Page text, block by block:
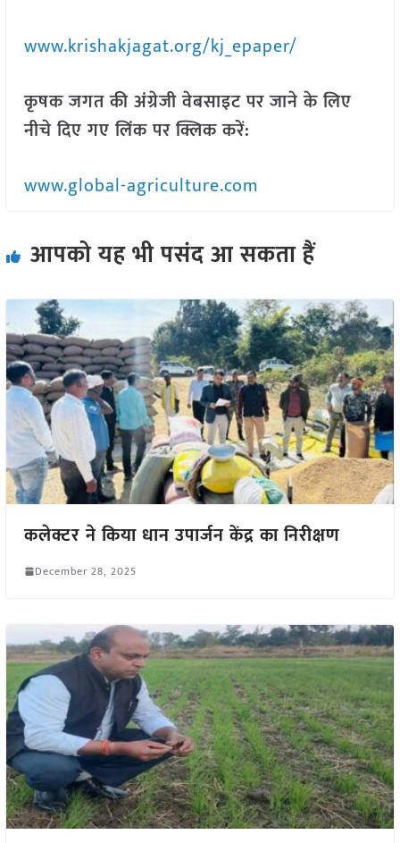
www.krishakjagat.org/kj_epaper/
कृषक जगत की अंग्रेजी वेबसाइट पर जाने के लिए
नीचे दिए गए लिंक पर क्लिक करें:
www.global-agriculture.com
आपको यह भी पसंद आ सकता हैं
कलेक्टर ने किया धान उपार्जन केंद्र का निरीक्षण
December 28, 2025